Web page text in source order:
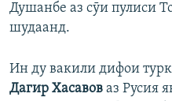
Душанбе аз сӯи пулиси
шудаанд.
Ин ду вакили дифои
Дагир Хасавов аз Русия